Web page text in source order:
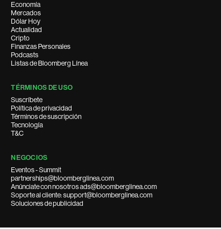
Economía
Mercados
Dólar Hoy
Actualidad
Cripto
Finanzas Personales
Podcasts
Listas de Bloomberg Línea
TÉRMINOS DE USO
Suscríbete
Política de privacidad
Términos de suscripción
Tecnología
T&C
NEGOCIOS
Eventos - Summit
partnerships@bloomberglinea.com
Anúnciate con nosotros ads@bloomberglinea.com
Soporte al cliente: support@bloomberglinea.com
Soluciones de publicidad